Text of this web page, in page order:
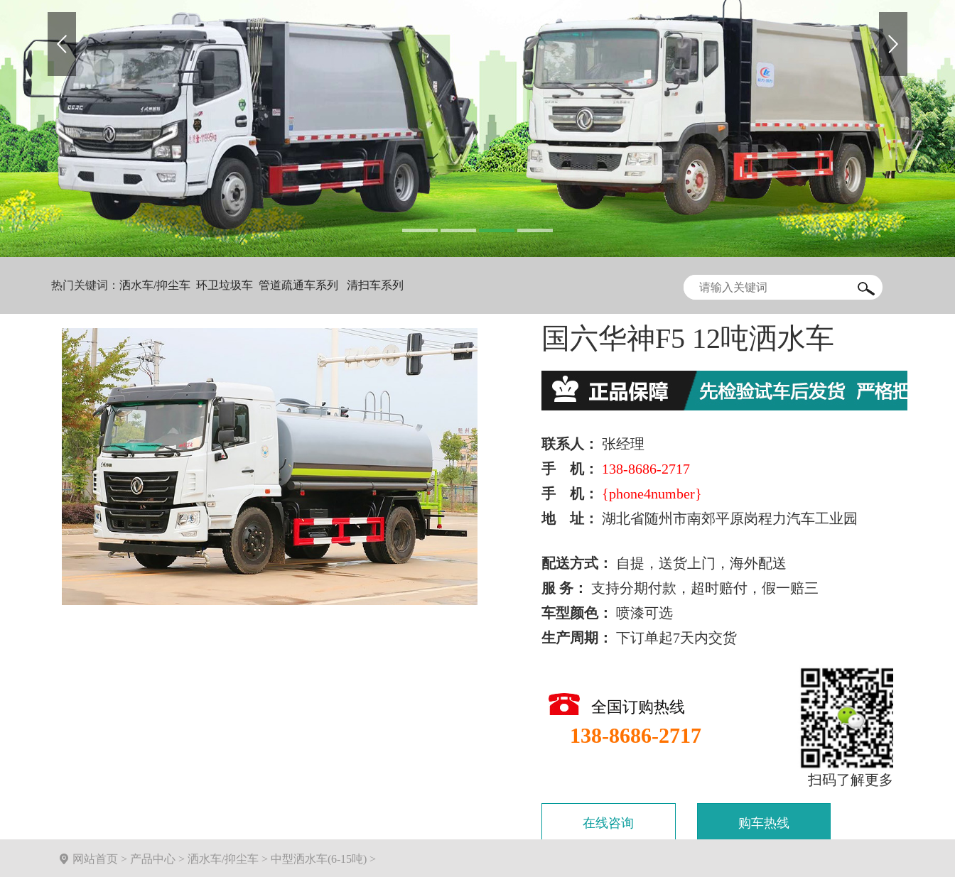
热门关键词： 洒水车/抑尘车 环卫垃圾车 管道疏通车系列 清扫车系列
国六华神F5 12吨洒水车
联系人： 张经理
手 机：
138-8686-2717
手 机：
{phone4number}
地 址： 湖北省随州市南郊平原岗程力汽车工业园
配送方式：
自提，送货上门，海外配送
服 务： 支持分期付款，超时赔付，假一赔三
车型颜色：
喷漆可选
生产周期： 下订单起7天内交货
全国订购热线
138-8686-2717
扫码了解更多
在线咨询 购车热线
 网站首页 > 产品中心 >洒水车/抑尘车 > 中型洒水车(6-15吨) >